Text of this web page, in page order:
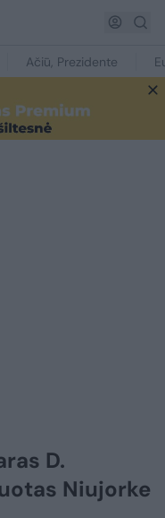
Ačiū, Prezidente
D.
Niujorke